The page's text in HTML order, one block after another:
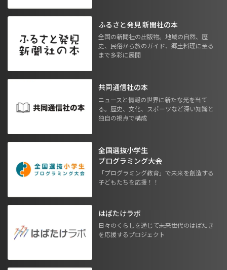
ふるさと発見 新聞社の本
全国の新聞社の出版物。地域の自然、歴
史、民俗から旅のガイド、郷土料理に至る
まで多彩に展開
共同通信社の本
ニュースと情報の世界に新たな光を当て
る。歴史、文化、スポーツなど深い知識と
独自の視点で構成
全国選抜小学生
プログラミング大会
「プログラミング教育」で未来を創造する
子どもたちを応援！！
はばたけラボ
日々のくらしを通じて未来世代のはばたき
を応援するプロジェクト